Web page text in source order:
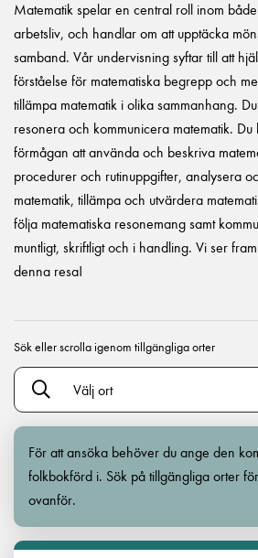
Matematik spelar en central roll inom
arbetsliv, och handlar om att upptäcka
samband. Vår undervisning syftar till att
förståelse för matematiska begrepp och
tillämpa matematik i olika sammanhang.
resonera och kommunicera matematik. Du
förmågan att använda och beskriva
procedurer och rutinuppgifter, analysera
matematik, tillämpa och utvärdera
följa matematiska resonemang samt
muntligt, skriftligt och i handling. Vi ser
denna resa!
Sök eller scrolla igenom tillgängliga orter
Välj ort
För att ansöka behöver du ange den
folkbokförd i. Sök på tillgängliga orter
ovanför.